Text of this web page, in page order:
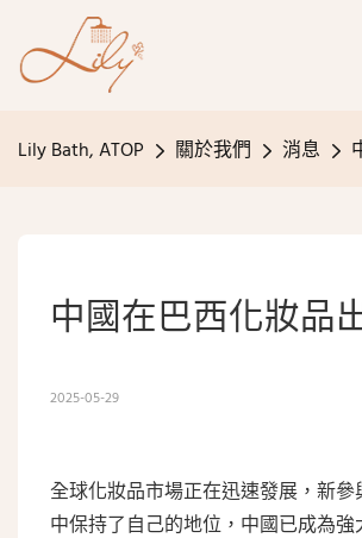
Lily Bath, ATOP 關於我們 消息
中國在巴西化妝品
2025-05-29
全球化妝品市場正在迅速發展，新
中保持了自己的地位，中國已成為